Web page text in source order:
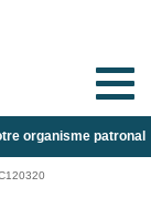
Toggle
organisme patronal